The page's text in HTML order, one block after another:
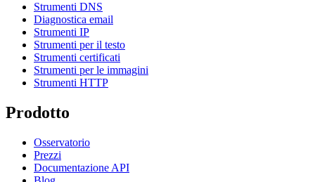
Strumenti DNS
Diagnostica email
Strumenti IP
Strumenti per il testo
Strumenti certificati
Strumenti per le immagini
Strumenti HTTP
Prodotto
Osservatorio
Prezzi
Documentazione API